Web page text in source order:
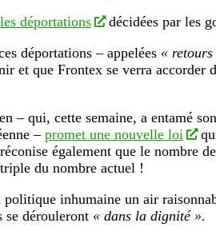
les déportations
décidées par les
déportations – appelées « retours
et que Frontex se verra accorder
– qui, cette semaine, a entamé
–promet une nouvelle loi
également que le nombre
du nombre actuel !
inhumaine un air
se dérouleront « dans la dignité ».